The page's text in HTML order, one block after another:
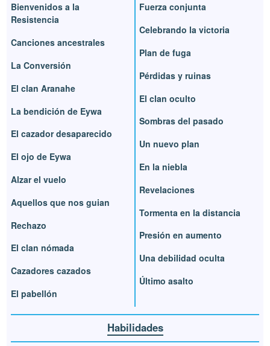
Bienvenidos a la
Resistencia
Canciones ancestrales
La Conversión
El clan Aranahe
La bendición de Eywa
El cazador desaparecido
El ojo de Eywa
Alzar el vuelo
Aquellos que nos guian
Rechazo
El clan nómada
Cazadores cazados
El pabellón
Fuerza conjunta
Celebrando la victoria
Plan de fuga
Pérdidas y ruinas
El clan oculto
Sombras del pasado
Un nuevo plan
En la niebla
Revelaciones
Tormenta en la distancia
Presión en aumento
Una debilidad oculta
Último asalto
Habilidades